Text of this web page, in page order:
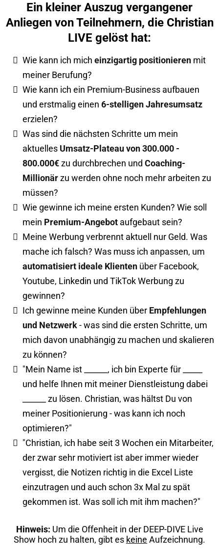
Ein kleiner Auszug vergangener
Anliegen von Teilnehmern, die Christian
LIVE gelöst hat:
Wie kann ich mich einzigartig positionieren mit
meiner Berufung?
Wie kann ich ein Premium-Business aufbauen
und erstmalig einen 6-stelligen Jahresumsatz
erzielen?
Was sind die nächsten Schritte um mein
aktuelles Umsatz-Plateau von 300.000 -
800.000€zu durchbrechen und Coaching-
Millionärzu werden ohne noch mehr arbeiten zu
müssen?
​Wie gewinne ich meine ersten Kunden? Wie soll
mein Premium-Angebot aufgebaut sein?
​Meine Werbung verbrennt aktuell nur Geld. Was
mache ich falsch? Was muss ich anpassen, um
automatisiert ideale Klienten über Facebook,
Youtube, Linkedin und TikTok Werbung zu
gewinnen?
​Ich gewinne meine Kunden über Empfehlungen
und Netzwerk- was sind die ersten Schritte, um
mich davon unabhängig zu machen und skalieren
zu können?
​"Mein Name ist ______, ich bin Experte für _____
und helfe Ihnen mit meiner Dienstleistung dabei
______ zu lösen. Christian, was hältst Du von
meiner Positionierung - was kann ich noch
optimieren?"
​"Christian, ich habe seit 3 Wochen ein Mitarbeiter,
der zwar sehr motiviert ist aber immer wieder
vergisst, die Notizen richtig in die Excel Liste
einzutragen und auch schon 3x Mal zu spät
gekommen ist. Was soll ich mit ihm machen?"
Hinweis: Um die Offenheit in der DEEP-DIVE Live
Show hoch zu halten, gibt es keine Aufzeichnung.